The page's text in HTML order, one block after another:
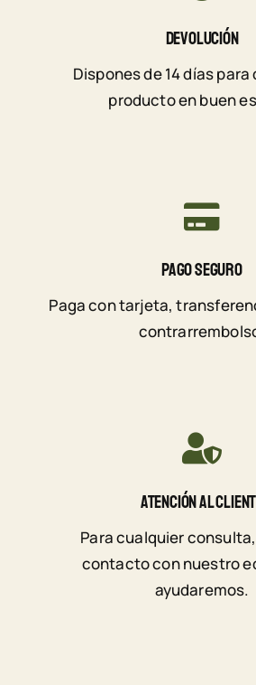
Devolución
Dispones de 14 días para
producto en buen
Pago Seguro
Paga con tarjeta,
Atención Al
Para cualquier
contacto con nuestro
ayudaremos.